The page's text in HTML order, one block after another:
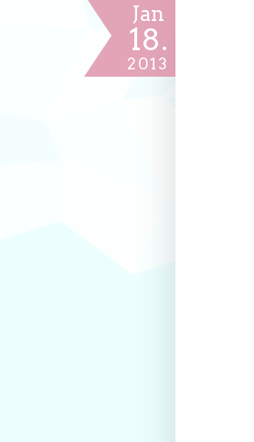
Jan
18.
2013